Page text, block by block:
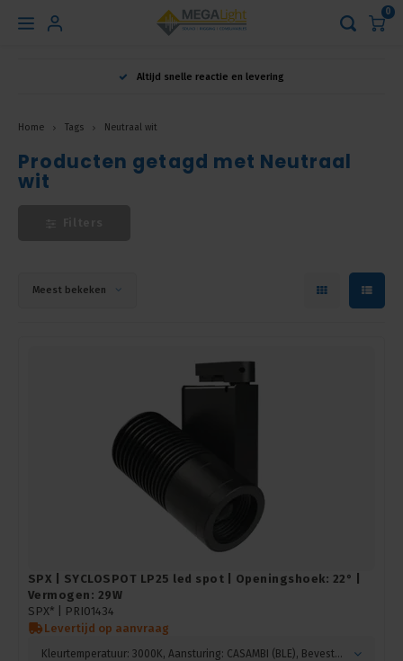
Hoofdmenu
Nederlands
0
Altijd snelle reactie en levering
Home Tags Neutraal wit
Producten getagd met Neutraal
wit
Meest bekeken
SPX | SYCLOSPOT LP25 led spot | Openingshoek: 22° |
Vermogen: 29W
SPX* |
PRI01434
Levertijd op aanvraag
Kleurtemperatuur: 3000K, Aansturing: CASAMBI (BLE), Bevestiging: Hook mounting, Kleur: Zwart